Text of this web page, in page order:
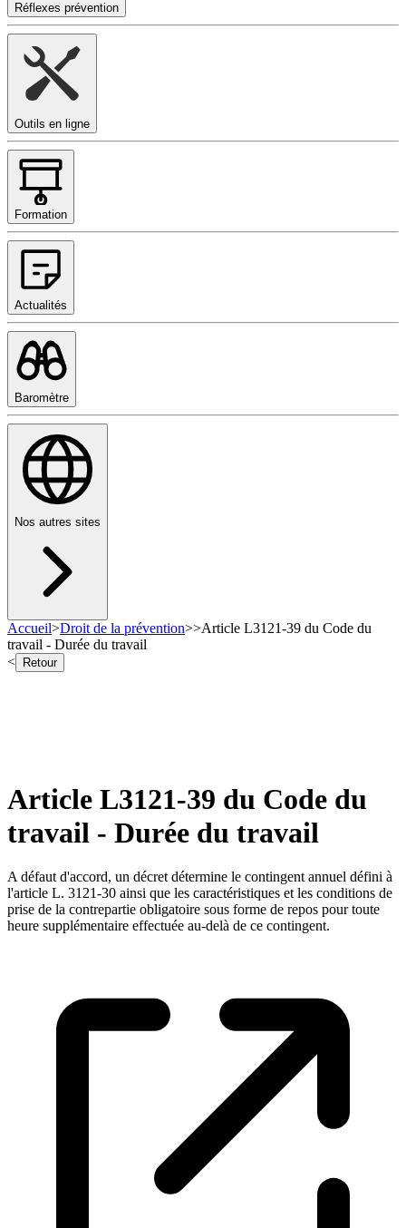
Réflexes prévention
Outils en ligne
Formation
Actualités
Baromètre
Nos autres sites
Accueil>Droit de la prévention>>Article L3121-39 du Code du
travail - Durée du travail
<
Retour
Article L3121-39 du Code du
travail - Durée du travail
A défaut d'accord, un décret détermine le contingent annuel défini à
l'article L. 3121-30 ainsi que les caractéristiques et les conditions de
prise de la contrepartie obligatoire sous forme de repos pour toute
heure supplémentaire effectuée au-delà de ce contingent.